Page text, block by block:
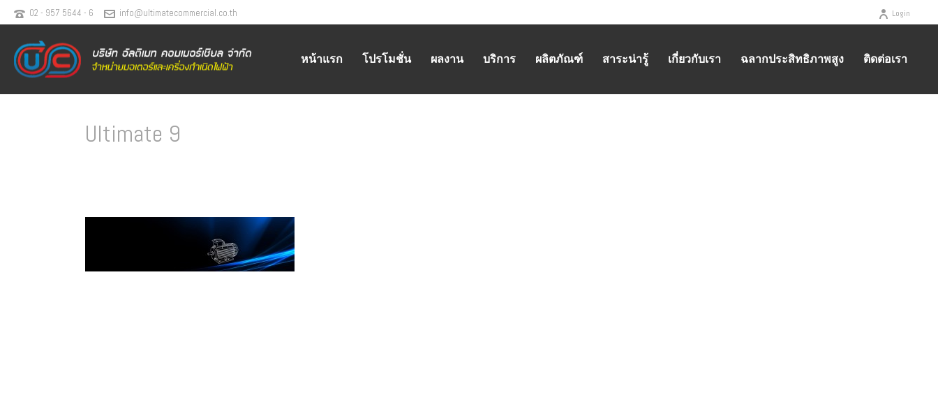
02 - 957 5644 - 6 info@ultimatecommercial.co.th Login
หน้าแรก โปรโมชั่น ผลงาน บริการ ผลิตภัณฑ์ สาระน่ารู้ เกี่ยวกับเรา ฉลากประสิทธิภาพสูง ติดต่อเรา
Ultimate 9